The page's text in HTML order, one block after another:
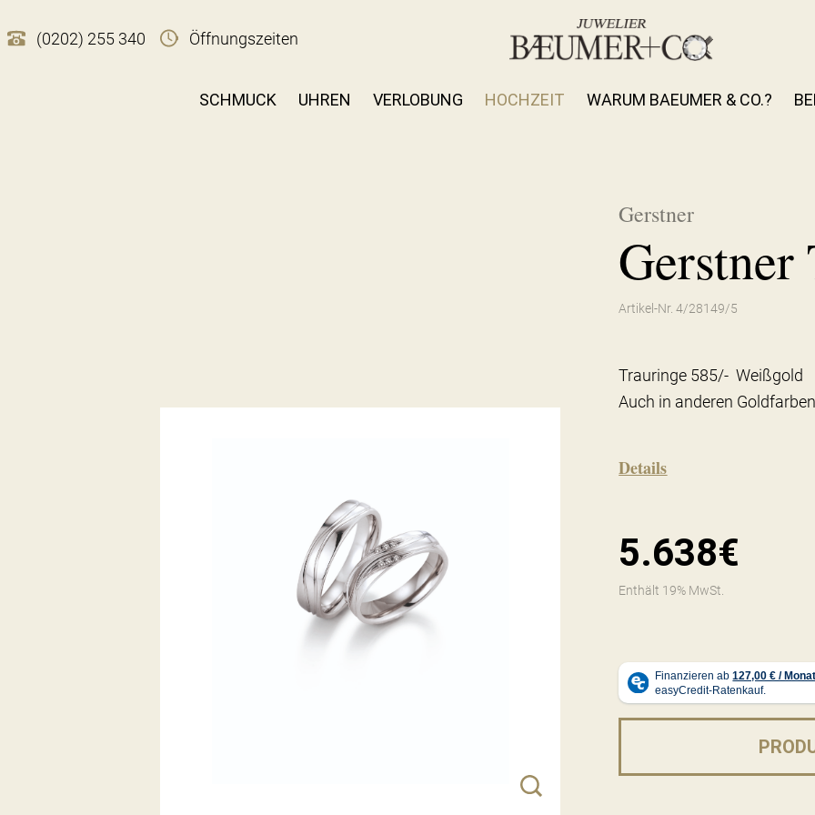
(0202) 255 340 Öffnungszeiten
SCHMUCK UHREN VERLOBUNG HOCHZEIT WARUM BAEUMER & CO.?
Gerstner
Gerstner
Artikel-Nr. 4/28149/5
Trauringe 585/- Weißgold
Auch in anderen
Details
5.638€
Enthält 19% MwSt.